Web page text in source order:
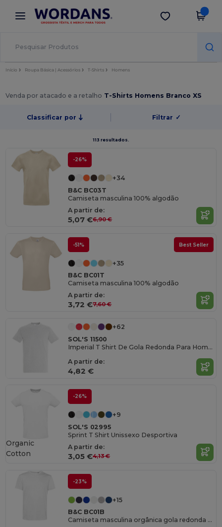
× App Wordans
Melhores preços na app!
Obter app
Início Roupa Básica | Acessórios T-Shirts Homens
Venda por atacado e a retalho T-Shirts Homens Branco XS
Classificar por Filtrar ✓
113 resultados.
-26%
+34
B&C BC03T
Camiseta masculina 100% algodão
A partir de:
5,07 €6,90 €
-51% Best Seller
+35
B&C BC01T
Camiseta masculina 100% algodão
A partir de:
3,72 €7,60 €
+62
SOL'S 11500
Imperial T Shirt De Gola Redonda Para Homem
A partir de:
4,82 €
-26%
+9
SOL'S 02995
Sprint T Shirt Unissexo Desportiva
A partir de:
3,05 €4,13 €
Organic
Cotton
-23%
+15
B&C BC01B
Camiseta masculina orgânica gola redonda 150